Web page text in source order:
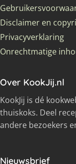
Disclaimer en
Privacyverklaring
Onrechtmatige
Over KookJij.nl
KookJij is dé
thuiskoks. Deel
andere bezoekers
Nieuwsbrief